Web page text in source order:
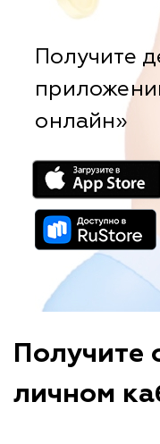
Получите
онлайн»
Получите
личном